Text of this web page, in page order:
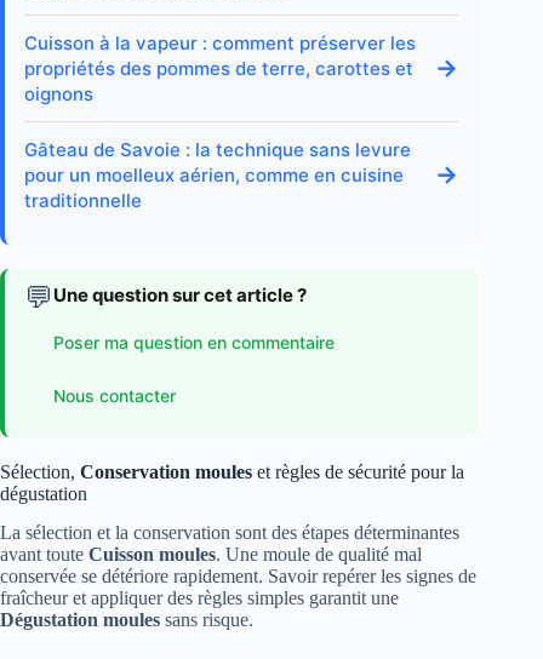
Cuisson à la vapeur : comment préserver les
propriétés des pommes de terre, carottes et
oignons
→
Gâteau de Savoie : la technique sans levure
pour un moelleux aérien, comme en cuisine
traditionnelle
→
💬 Une question sur cet article ?
Poser ma question en commentaire
Nous contacter
Sélection, Conservation moules et règles de sécurité pour la
dégustation
La sélection et la conservation sont des étapes déterminantes
avant toute Cuisson moules. Une moule de qualité mal
conservée se détériore rapidement. Savoir repérer les signes de
fraîcheur et appliquer des règles simples garantit une
Dégustation moules sans risque.